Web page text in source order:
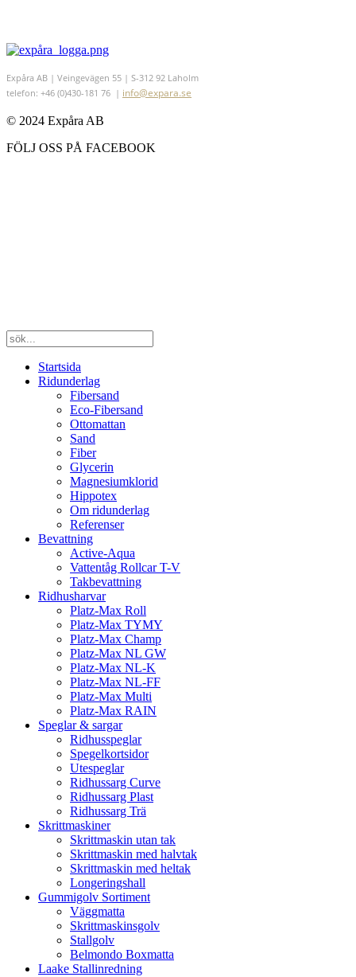
Expåra AB | Veingevägen 55 | S-312 92 Laholm
telefon: +46 (0)430-181 76 | info@expara.se
© 2024 Expåra AB
FÖLJ OSS PÅ FACEBOOK
Startsida
Ridunderlag
Fibersand
Eco-Fibersand
Ottomattan
Sand
Fiber
Glycerin
Magnesiumklorid
Hippotex
Om ridunderlag
Referenser
Bevattning
Active-Aqua
Vattentåg Rollcar T-V
Takbevattning
Ridhusharvar
Platz-Max Roll
Platz-Max TYMY
Platz-Max Champ
Platz-Max NL GW
Platz-Max NL-K
Platz-Max NL-FF
Platz-Max Multi
Platz-Max RAIN
Speglar & sargar
Ridhusspeglar
Spegelkortsidor
Utespeglar
Ridhussarg Curve
Ridhussarg Plast
Ridhussarg Trä
Skrittmaskiner
Skrittmaskin utan tak
Skrittmaskin med halvtak
Skrittmaskin med heltak
Longeringshall
Gummigolv Sortiment
Väggmatta
Skrittmaskinsgolv
Stallgolv
Belmondo Boxmatta
Laake Stallinredning